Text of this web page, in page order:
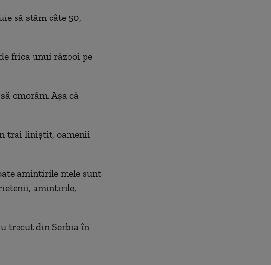
să stăm câte 50,
frica unui război pe
omorâm. Aşa că
trai liniştit, oamenii
amintirile mele sunt
amintirile,
trecut din Serbia în